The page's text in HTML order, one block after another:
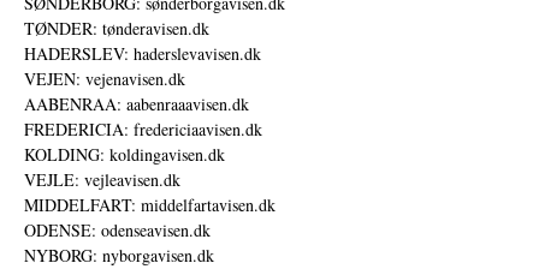
TØNDER: tønderavisen.dk
HADERSLEV: haderslevavisen.dk
VEJEN: vejenavisen.dk
AABENRAA: aabenraaavisen.dk
FREDERICIA: fredericiaavisen.dk
KOLDING: koldingavisen.dk
VEJLE: vejleavisen.dk
MIDDELFART: middelfartavisen.dk
ODENSE: odenseavisen.dk
NYBORG: nyborgavisen.dk